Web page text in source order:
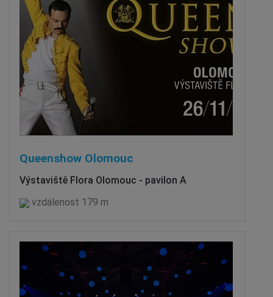
Queenshow Olomouc
Výstaviště Flora Olomouc - pavilon A
vzdálenost 179 m